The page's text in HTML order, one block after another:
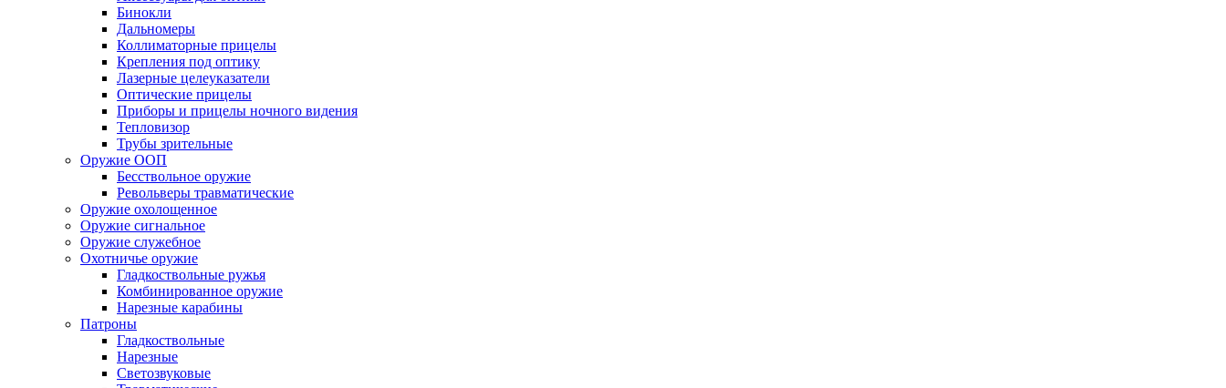
Бинокли
Дальномеры
Коллиматорные прицелы
Крепления под оптику
Лазерные целеуказатели
Оптические прицелы
Приборы и прицелы ночного видения
Тепловизор
Трубы зрительные
Оружие ООП
Бесствольное оружие
Револьверы травматические
Оружие охолощенное
Оружие сигнальное
Оружие служебное
Охотничье оружие
Гладкоствольные ружья
Комбинированное оружие
Нарезные карабины
Патроны
Гладкоствольные
Нарезные
Светозвуковые